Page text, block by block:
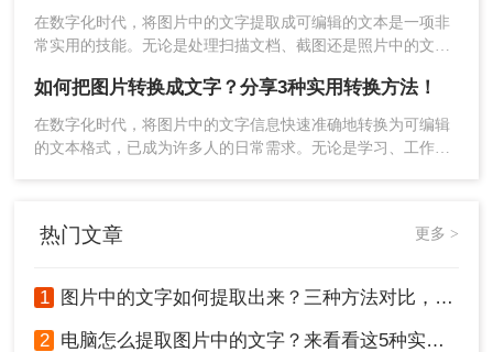
多可以直接添加文件夹从而批量转换，点击转
换之前可按需求设置一些条件，然后再点开始
3、转换完成，点击打开即可查看文件。
图片中的题目怎样弄成文字。
在数字化时代，将图片中的文字提取成可编辑的文本是一项非
常实用的技能。无论是处理扫描文档、截图还是照片中的文
取成文字呢？本文将介绍三种常用的图片文字提取方法。
如何把图片转换成文字？分享3种实用转换方法！
在数字化时代，将图片中的文字信息快速准确地转换为可编辑
的文本格式，已成为许多人的日常需求。无论是学习、工作还
热门文章 更多 >
1 图片中的文字如何提取出来？三种方法对比，一看就懂！
2 电脑怎么提取图片中的文字？来看看这5种实用方法详解吧！